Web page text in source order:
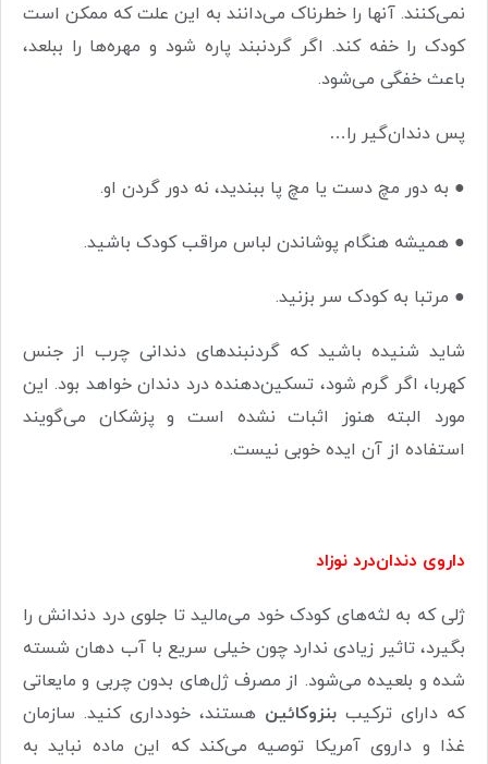
نمی‌کنند. آنها را خطرناک می‌دانند به این علت که ممکن است
کودک را خفه کند. اگر گردنبند پاره شود و مهره‌ها را ببلعد،
باعث خفگی می‌شود.
پس دندان‌گیر را…
● به دور مچ دست یا مچ پا ببندید، نه دور گردن او.
● همیشه هنگام پوشاندن لباس مراقب کودک باشید.
● مرتبا به کودک سر بزنید.
شاید شنیده باشید که گردنبندهای دندانی چرب از جنس
کهربا، اگر گرم شود، تسکین‌دهنده درد دندان خواهد بود. این
مورد البته هنوز اثبات نشده است و پزشکان می‌گویند
استفاده از آن ایده خوبی نیست.
داروی دندان‌درد نوزاد
ژلی که به لثه‌های کودک خود می‌مالید تا جلوی درد دندانش را
بگیرد، تاثیر زیادی ندارد چون خیلی سریع با آب دهان شسته
شده و بلعیده می‌شود. از مصرف ژل‌های بدون چربی و مایعاتی
که دارای ترکیب بنزوکائین هستند، خودداری کنید. سازمان
غذا و داروی آمریکا توصیه می‌کند که این ماده نباید به